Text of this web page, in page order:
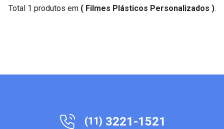
Total 1 produtos em ( Filmes Plásticos Personalizados ).
(11) 3221-1521